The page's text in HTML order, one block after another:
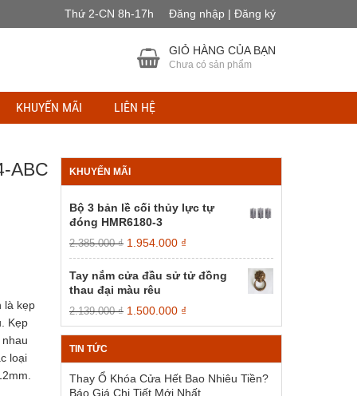
Thứ 2-CN 8h-17h Đăng nhập | Đăng ký
GIỎ HÀNG CỦA BẠN
Chưa có sản phẩm
KHUYẾN MÃI LIÊN HỆ
ABC
là kẹp
Kẹp
loại
KHUYẾN MÃI
Bộ 3 bản lề cối thủy lực tự
đóng HMR6180-3
2.385.000₫ Giá
gốc
là:
2.385.000 ₫.
1.954.000 ₫
hiện
tại
Tay nắm cửa đầu sử tử đồng
thau đại màu rêu
2.139.000₫ Giá
gốc
là:
1.500.000 ₫
hiện
tại
1.500.000 ₫.
TIN TỨC
Thay Ổ Khóa Cửa Hết Bao Nhiêu Tiền?
Báo Giá Chi Tiết Mới Nhất